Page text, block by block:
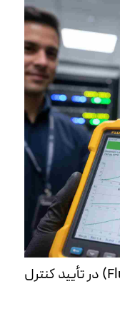
اهمیت تست فلوک (Fluke Testing) در تأیید کنترل